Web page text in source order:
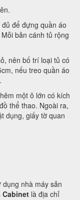
để đựng quần áo
bản cánh tủ rộng
nên bố trí loại tủ có
nếu treo quần áo
một ô lớn có kích
thể thao. Ngoài ra,
dụng, giấy tờ quan
nhà máy sản
Cabinet là địa chỉ